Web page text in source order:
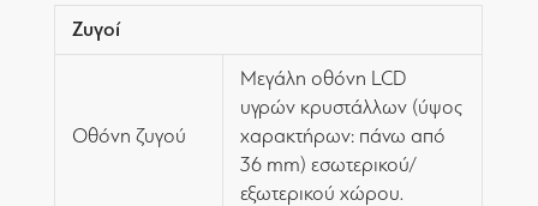
Ζυγοί
Οθόνη ζυγού
Μεγάλη οθόνη LCD
υγρών κρυστάλλων (ύψος
χαρακτήρων: πάνω από
36 mm) εσωτερικού/
εξωτερικού χώρου.